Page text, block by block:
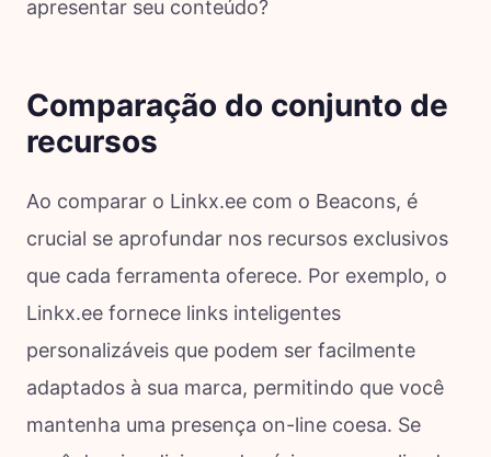
apresentar seu conteúdo?
Comparação do conjunto de
recursos
Ao comparar o Linkx.ee com o Beacons, é
crucial se aprofundar nos recursos exclusivos
que cada ferramenta oferece. Por exemplo, o
Linkx.ee fornece links inteligentes
personalizáveis que podem ser facilmente
adaptados à sua marca, permitindo que você
mantenha uma presença on-line coesa. Se